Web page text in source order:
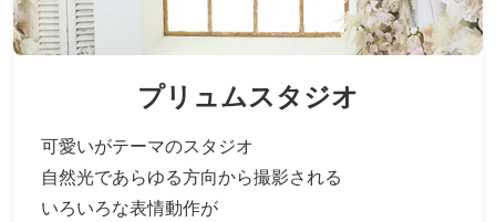
プリュムスタジオ
可愛いがテーマのスタジオ
自然光であらゆる方向から撮影される
いろいろな表情動作が